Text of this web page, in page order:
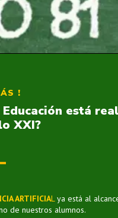
!
está
XXI?
ARTIFICIALya está al
de nuestros alumnos.